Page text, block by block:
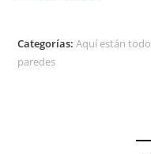
Categorías:Aquí están
paredes